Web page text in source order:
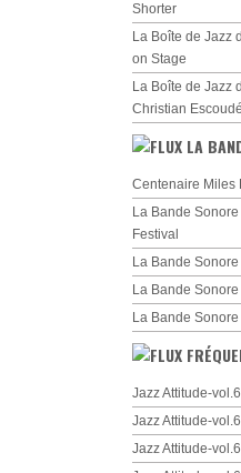
Shorter
La Boîte de Jazz
on Stage
La Boîte de Jazz
Christian
LA
Centenaire Miles
La Bande
Festival
La Bande
La Bande
La Bande
Jazz Attitude-
Jazz Attitude-
Jazz Attitude-